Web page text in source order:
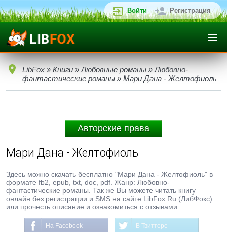
Войти Регистрация
LibFox » Книги » Любовные романы » Любовно-
фантастические романы » Мари Дана - Желтофиоль
Авторские права
Мари Дана - Желтофиоль
Здесь можно скачать бесплатно "Мари Дана - Желтофиоль" в
формате fb2, epub, txt, doc, pdf. Жанр: Любовно-
фантастические романы. Так же Вы можете читать книгу
онлайн без регистрации и SMS на сайте LibFox.Ru (ЛибФокс)
или прочесть описание и ознакомиться с отзывами.
На Facebook В Твиттере